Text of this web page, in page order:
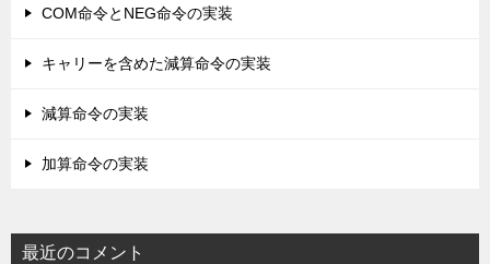
COM命令とNEG命令の実装
キャリーを含めた減算命令の実装
減算命令の実装
加算命令の実装
最近のコメント